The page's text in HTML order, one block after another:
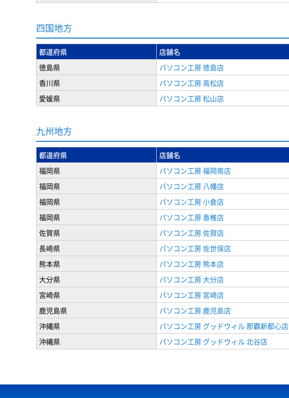
四国地方
都道府県 店舗名
徳島県
パソコン工房 徳島店
香川県
パソコン工房 高松店
愛媛県
パソコン工房 松山店
九州地方
都道府県 店舗名
福岡県
パソコン工房 福岡南店
福岡県
パソコン工房 八幡店
福岡県
パソコン工房 小倉店
福岡県
パソコン工房 香椎店
佐賀県
パソコン工房 佐賀店
長崎県
パソコン工房 佐世保店
熊本県
パソコン工房 熊本店
大分県
パソコン工房 大分店
宮崎県
パソコン工房 宮崎店
鹿児島県
パソコン工房 鹿児島店
沖縄県
パソコン工房 グッドウィル 那覇新都心店
沖縄県
パソコン工房 グッドウィル 北谷店